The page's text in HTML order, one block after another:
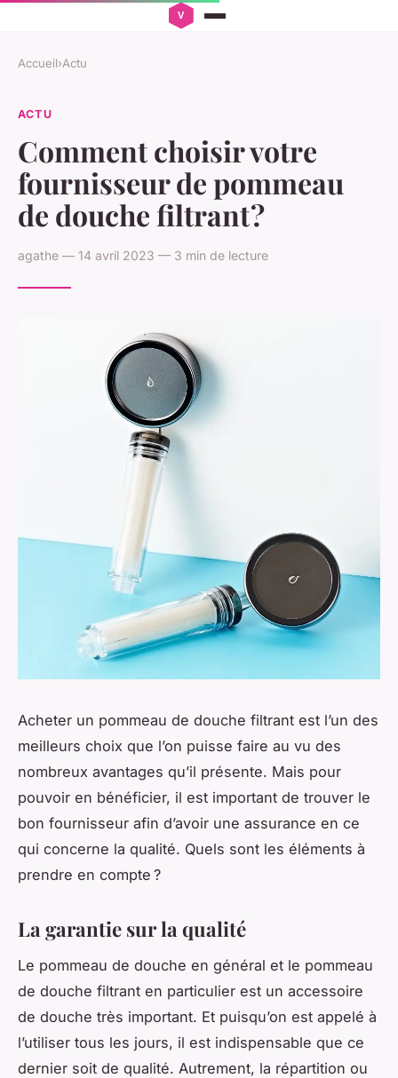
Accueil›Actu
ACTU
Comment choisir votre
fournisseur de pommeau
de douche filtrant ?
agathe — 14 avril 2023 — 3 min de lecture
Acheter un pommeau de douche filtrant est l’un des
meilleurs choix que l’on puisse faire au vu des
nombreux avantages qu’il présente. Mais pour
pouvoir en bénéficier, il est important de trouver le
bon fournisseur afin d’avoir une assurance en ce
qui concerne la qualité. Quels sont les éléments à
prendre en compte ?
La garantie sur la qualité
Le pommeau de douche en général et le pommeau
de douche filtrant en particulier est un accessoire
de douche très important. Et puisqu’on est appelé à
l’utiliser tous les jours, il est indispensable que ce
dernier soit de qualité. Autrement, la répartition ou